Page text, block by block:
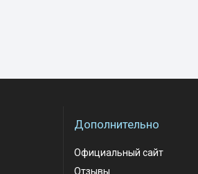
Дополнительно
Официальный сайт
Отзывы